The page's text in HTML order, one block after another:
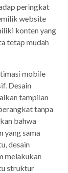
peringkat
website
konten yang
tetap mudah
mobile
Desain
tampilan
tanpa
bahwa
yang sama
desain
melakukan
struktur